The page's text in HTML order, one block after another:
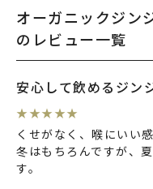
オーガニックジン
のレビュー一覧
安心して飲めるジン
★ ★★ ★★
くせがなく、喉にいい
冬はもちろんですが、
す。